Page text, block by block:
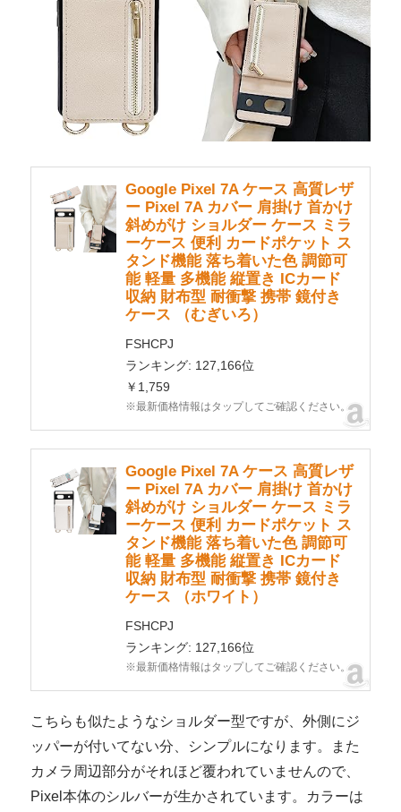
Google Pixel 7A ケース 高質レザ
ー Pixel 7A カバー 肩掛け 首かけ
斜めがけ ショルダー ケース ミラ
ーケース 便利 カードポケット ス
タンド機能 落ち着いた色 調節可
能 軽量 多機能 縦置き ICカード
収納 財布型 耐衝撃 携帯 鏡付き
ケース （むぎいろ）
FSHCPJ
ランキング: 127,166位
￥1,759
※最新価格情報はタップしてご確認ください。
Google Pixel 7A ケース 高質レザ
ー Pixel 7A カバー 肩掛け 首かけ
斜めがけ ショルダー ケース ミラ
ーケース 便利 カードポケット ス
タンド機能 落ち着いた色 調節可
能 軽量 多機能 縦置き ICカード
収納 財布型 耐衝撃 携帯 鏡付き
ケース （ホワイト）
FSHCPJ
ランキング: 127,166位
※最新価格情報はタップしてご確認ください。
こちらも似たようなショルダー型ですが、外側にジ
ッパーが付いてない分、シンプルになります。また
カメラ周辺部分がそれほど覆われていませんので、
Pixel本体のシルバーが生かされています。カラーは